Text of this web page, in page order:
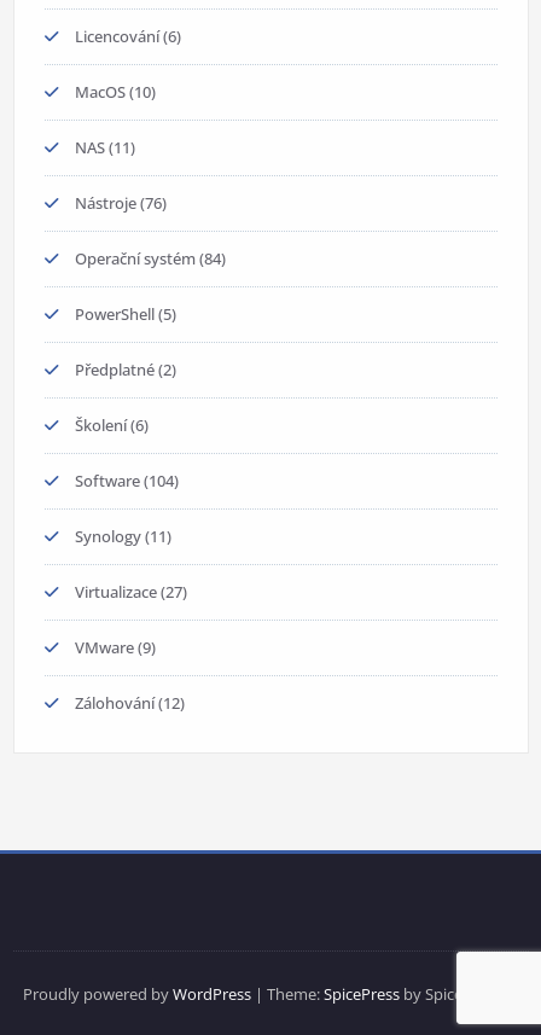
Licencování(6)
MacOS(10)
NAS(11)
Nástroje(76)
Operační systém(84)
PowerShell(5)
Předplatné(2)
Školení(6)
Software(104)
Synology(11)
Virtualizace(27)
VMware(9)
Zálohování(12)
Proudly powered byWordPress| Theme:SpicePressby SpiceThemes